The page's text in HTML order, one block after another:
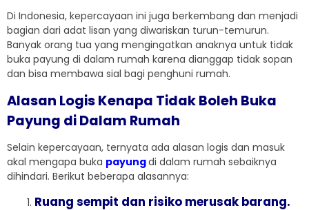
Di Indonesia, kepercayaan ini juga berkembang dan menjadi
bagian dari adat lisan yang diwariskan turun-temurun.
Banyak orang tua yang mengingatkan anaknya untuk tidak
buka payung di dalam rumah karena dianggap tidak sopan
dan bisa membawa sial bagi penghuni rumah.
Alasan Logis Kenapa Tidak Boleh Buka
Payung di Dalam Rumah
Selain kepercayaan, ternyata ada alasan logis dan masuk
akal mengapa buka payungdi dalam rumah sebaiknya
dihindari. Berikut beberapa alasannya:
Ruang sempit dan risiko merusak barang.